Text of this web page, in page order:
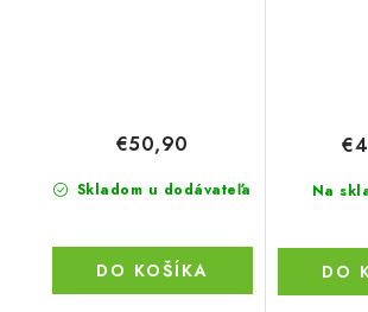
Skladom u dodávateľa
€50,90
DO KOŠÍKA
Na
DO